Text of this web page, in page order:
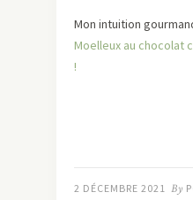
Mon intuition
Moelleux au chocolat
!
2 DÉCEMBRE 2021 By